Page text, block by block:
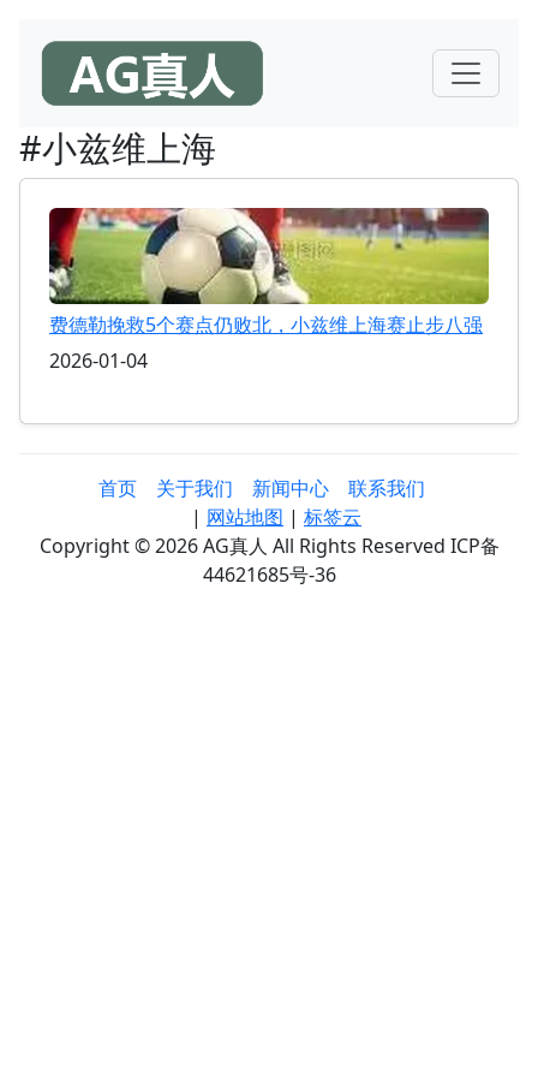
#小兹维上海
费德勒挽救5个赛点仍败北，小兹维上海赛止步八强
2026-01-04
首页 关于我们 新闻中心
联系我们
| 网站地图 | 标签云
Copyright © 2026 AG真人 All Rights Reserved ICP备
44621685号-36